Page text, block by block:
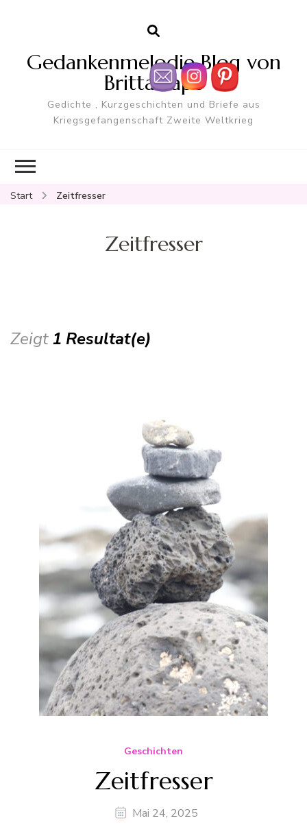
Gedankenmelodie Blog von
Britta Pape
Gedichte , Kurzgeschichten und Briefe aus
Kriegsgefangenschaft Zweite Weltkrieg
Start Zeitfresser
Zeitfresser
Zeigt1 Resultat(e)
Geschichten
Zeitfresser
Mai 24, 2025